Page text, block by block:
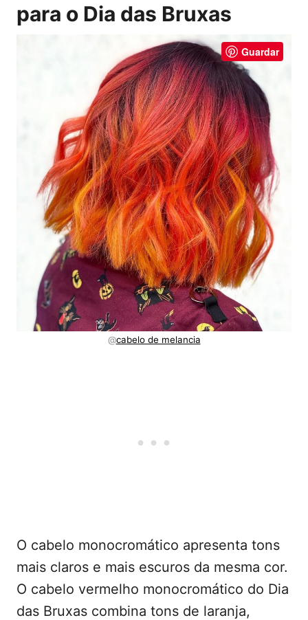
para o Dia das Bruxas
Guardar
@cabelo de melancia
O cabelo monocromático apresenta tons
mais claros e mais escuros da mesma cor.
O cabelo vermelho monocromático do Dia
das Bruxas combina tons de laranja,